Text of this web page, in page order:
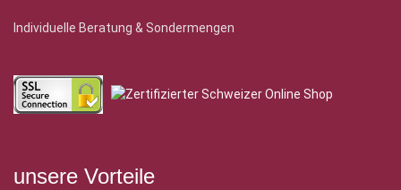
Individuelle Beratung & Sondermengen
unsere Vorteile